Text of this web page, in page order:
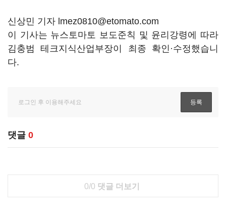
신상민 기자 lmez0810@etomato.com
이 기사는 뉴스토마토 보도준칙 및 윤리강령에 따라
김충범 테크지식산업부장이 최종 확인·수정했습니
다.
댓글 0
0/0 댓글 더보기